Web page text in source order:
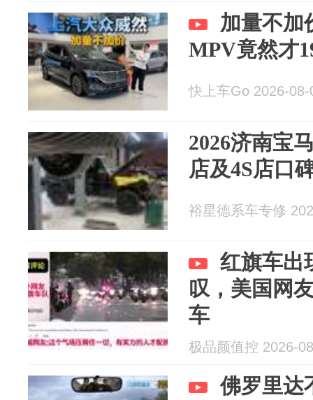
加量不加
MPV竟然才
快上车Go 2026-08-
2026济南宝
店及4S店口
裕星德系车专修
红旗车出
叹，美国网
车
极品颜值控 2026-
佛罗里达